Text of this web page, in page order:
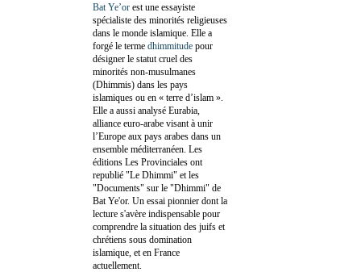
Bat Ye’or est une essayiste
spécialiste des minorités religieuses
dans le monde islamique. Elle a
forgé le terme dhimmitude pour
désigner le statut cruel des
minorités non-musulmanes
(Dhimmis) dans les pays
islamiques ou en « terre d’islam ».
Elle a aussi analysé Eurabia,
alliance euro-arabe visant à unir
l’Europe aux pays arabes dans un
ensemble méditerranéen. Les
éditions Les Provinciales ont
republié "Le Dhimmi" et les
"Documents" sur le "Dhimmi" de
Bat Ye'or. Un essai pionnier dont la
lecture s'avère indispensable pour
comprendre la situation des juifs et
chrétiens sous domination
islamique, et en France
actuellement.